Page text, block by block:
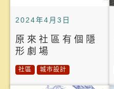
2024年4月3日
原來社區有個隱
形劇場
社區 城市設計